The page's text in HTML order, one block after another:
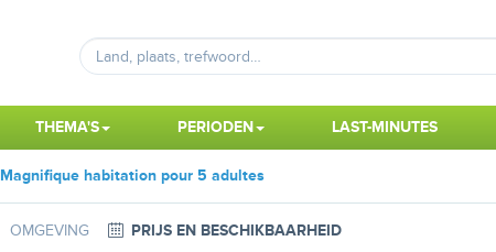
THEMA'S PERIODEN LAST-MINUTES
Magnifique habitation pour 5 adultes
OMGEVING PRIJS EN BESCHIKBAARHEID